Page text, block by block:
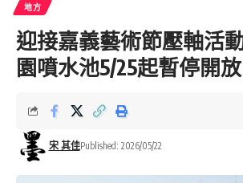
地方
迎接嘉義藝術節壓軸活
園噴水池5/25起暫停開放
宋 其佳Published: 2026/05/22